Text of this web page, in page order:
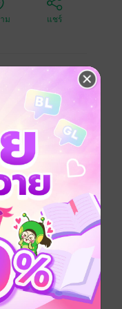
ม แชร์
อนมีฝีมือสุดยอดพอๆ
านแห่งหนึ่ง
ะกูล K ที่เธอเคย
กหมู่บ้านเพื่อมาเป็น
ไลฟ์ หมอ
K2 (รายตอน)
15 สิงหาคม 2565